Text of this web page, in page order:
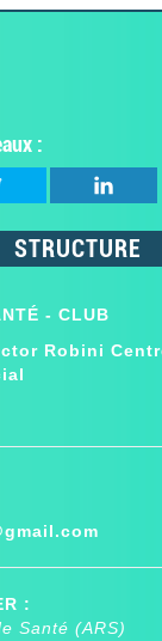
:
STRUCTURE
- CLUB
Robini
:
Santé (ARS)